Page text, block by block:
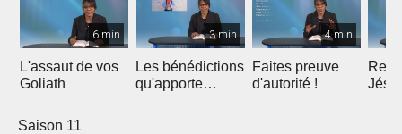
6 min
L'assaut de vos
Goliath
3 min
Les bénédictions
qu'apporte
4 min
Faites preuve
d'autorité !
Saison 11